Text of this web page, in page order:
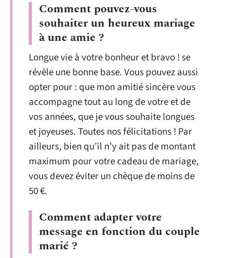
Comment pouvez-vous
souhaiter un heureux mariage
à une amie ?
Longue vie à votre bonheur et bravo ! se
révèle une bonne base. Vous pouvez aussi
opter pour : que mon amitié sincère vous
accompagne tout au long de votre et de
vos années, que je vous souhaite longues
et joyeuses. Toutes nos félicitations ! Par
ailleurs, bien qu’il n’y ait pas de montant
maximum pour votre cadeau de mariage,
vous devez éviter un chèque de moins de
50 €.
Comment adapter votre
message en fonction du couple
marié ?